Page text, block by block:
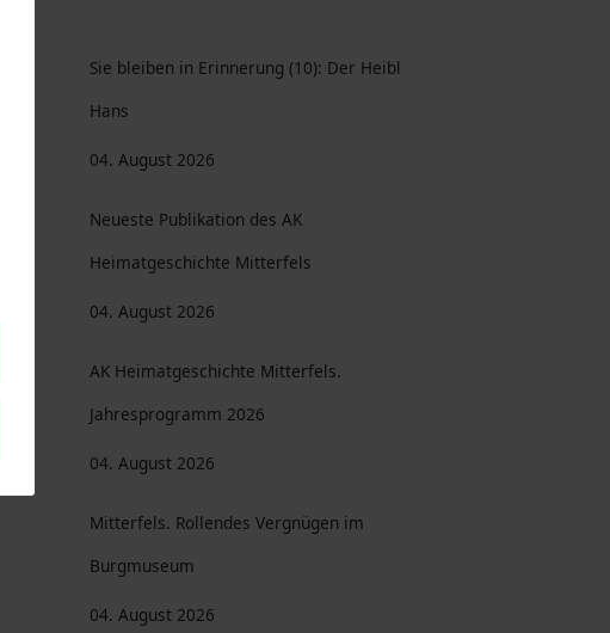
Sie bleiben in Erinnerung (10): Der Heibl
Hans
04. August 2026
Neueste Publikation des AK
Heimatgeschichte Mitterfels
04. August 2026
AK Heimatgeschichte Mitterfels.
Jahresprogramm 2026
04. August 2026
Mitterfels. Rollendes Vergnügen im
Burgmuseum
04. August 2026